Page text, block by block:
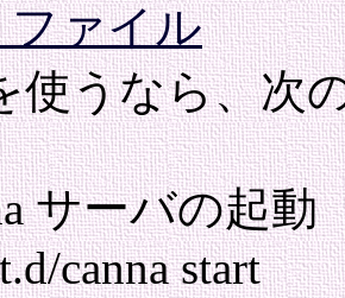
ァイル
使うなら、次
サーバの起動
canna start